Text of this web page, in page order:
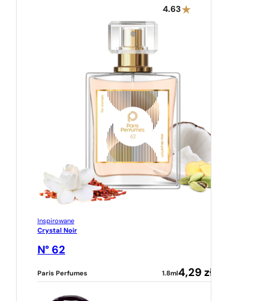
4.63
Inspirowane
Crystal Noir
N° 62
Paris Perfumes 1.8ml 4,29 zł